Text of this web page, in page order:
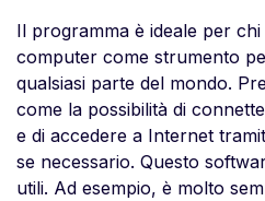
Il programma è ideale per
computer come strumento
qualsiasi parte del mondo.
come la possibilità di
e di accedere a Internet
se necessario. Questo
utili. Ad esempio, è molto